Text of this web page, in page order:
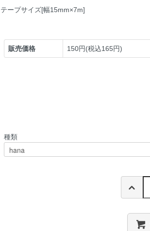
テープサイズ[幅15mm×7m]
販売価格 150円(税込165円)
種類